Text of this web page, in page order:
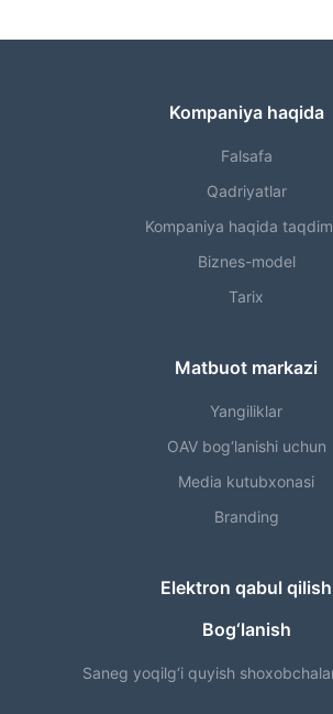
Kompaniya haqida
Falsafa
Qadriyatlar
Kompaniya haqida
Biznes-model
Tarix
Matbuot markazi
Yangiliklar
OAV bog‘lanishi uchun
Media kutubxonasi
Branding
Elektron qabul qilish
Bog‘lanish
Saneg yoqilg‘i quyish